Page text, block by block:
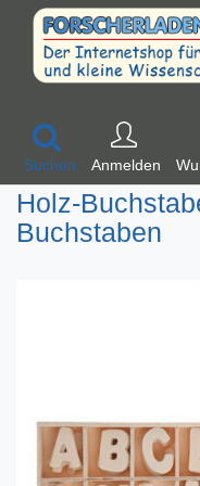
Suchen Anmelden
Holz-
Buchstaben